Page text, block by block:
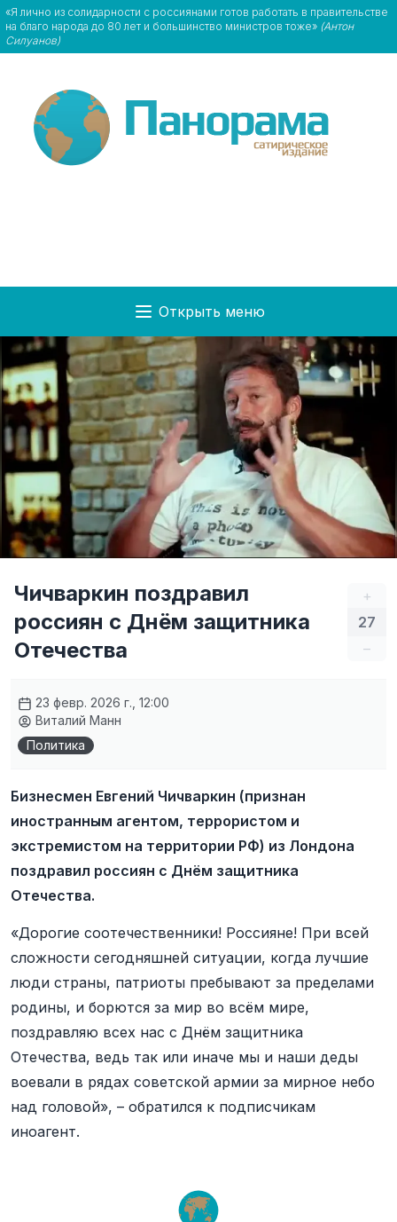
«Я лично из солидарности с россиянами готов работать в правительстве
на благо народа до 80 лет и большинство министров тоже» (Антон
Силуанов)
Открыть меню
+
27
–
Чичваркин поздравил
россиян с Днём защитника
Отечества
23 февр. 2026 г., 12:00
Виталий Манн
Политика
Бизнесмен Евгений Чичваркин (признан
иностранным агентом, террористом и
экстремистом на территории РФ) из Лондона
поздравил россиян с Днём защитника
Отечества.
«Дорогие соотечественники! Россияне! При всей
сложности сегодняшней ситуации, когда лучшие
люди страны, патриоты пребывают за пределами
родины, и борются за мир во всём мире,
поздравляю всех нас с Днём защитника
Отечества, ведь так или иначе мы и наши деды
воевали в рядах советской армии за мирное небо
над головой», – обратился к подписчикам
иноагент.